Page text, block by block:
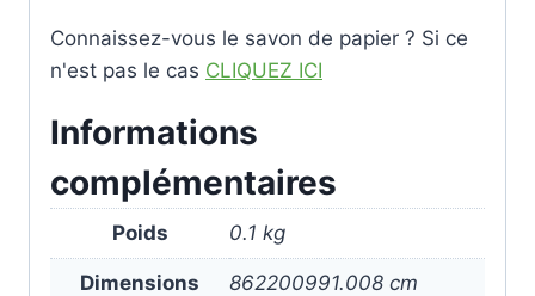
Connaissez-vous le savon de papier ? Si ce
n'est pas le cas CLIQUEZ ICI
Informations
complémentaires
Poids 0.1 kg
Dimensions 862200991.008 cm